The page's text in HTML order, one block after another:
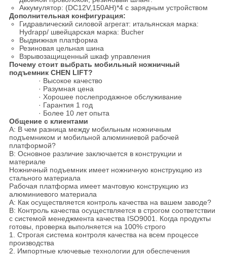
Аккумулятор: (DC12V,150AH)*4 с зарядным устройством
Дополнительная конфигурация:
Гидравлический силовой агрегат: итальянская марка:
Hydrapp/ швейцарская марка: Bucher
Выдвижная платформа
Резиновая цельная шина
Взрывозащищенный шкаф управления
Почему стоит выбрать мобильный ножничный
подъемник CHEN LIFT?
· Высокое качество
· Разумная цена
· Хорошее послепродажное обслуживание
· Гарантия 1 год
· Более 10 лет опыта
Общение с клиентами
A: В чем разница между мобильным ножничным
подъемником и мобильной алюминиевой рабочей
платформой?
B: Основное различие заключается в конструкции и
материале
Ножничный подъемник имеет ножничную конструкцию из
стального материала
Рабочая платформа имеет мачтовую конструкцию из
алюминиевого материала
A: Как осуществляется контроль качества на вашем заводе?
B: Контроль качества осуществляется в строгом соответствии
с системой менеджмента качества ISO9001. Когда продукты
готовы, проверка выполняется на 100% строго
1. Строгая система контроля качества на всем процессе
производства
2. Импортные ключевые технологии для обеспечения